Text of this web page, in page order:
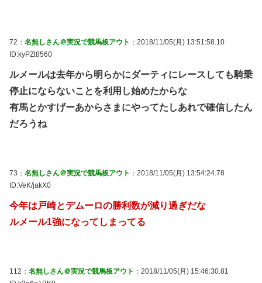
72： 名無しさん＠実況で競馬板アウト ：2018/11/05(月) 13:51:58.10
ID:kyPZt8560
ルメールは去年から明らかにダーティにレースしても騎乗
停止にならないことを利用し始めたからな
有馬とかすげーあからさまにやってたしあれで確信したん
だろうね
73： 名無しさん＠実況で競馬板アウト ：2018/11/05(月) 13:54:24.78
ID:VeK/jakX0
今年は戸崎とデムーロの勝利数が減り過ぎだな
ルメール1強になってしまってる
112： 名無しさん＠実況で競馬板アウト ：2018/11/05(月) 15:46:30.81